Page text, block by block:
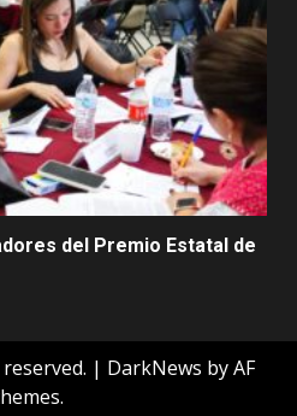
del Premio Estatal de
| DarkNews by AF